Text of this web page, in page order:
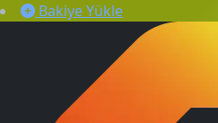
Bakiye Yükle